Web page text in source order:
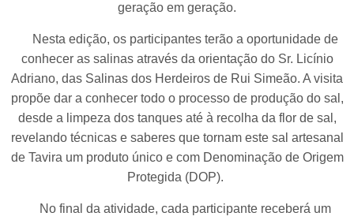
geração em geração.
Nesta edição, os participantes terão a oportunidade de
conhecer as salinas através da orientação do Sr. Licínio
Adriano, das Salinas dos Herdeiros de Rui Simeão. A visita
propõe dar a conhecer todo o processo de produção do sal,
desde a limpeza dos tanques até à recolha da flor de sal,
revelando técnicas e saberes que tornam este sal artesanal
de Tavira um produto único e com Denominação de Origem
Protegida (DOP).
No final da atividade, cada participante receberá um